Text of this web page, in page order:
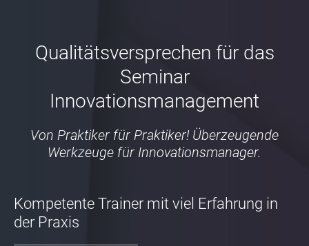
Qualitätsversprechen für das
Seminar
Innovationsmanagement
Von Praktiker für Praktiker! Überzeugende
Werkzeuge für Innovationsmanager.
Kompetente Trainer mit viel Erfahrung in
der Praxis